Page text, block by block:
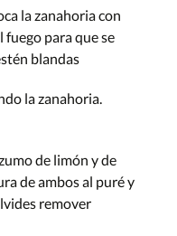
la zanahoria con
fuego para que se
blandas
la zanahoria.
de limón y de
de ambos al puré y
remover